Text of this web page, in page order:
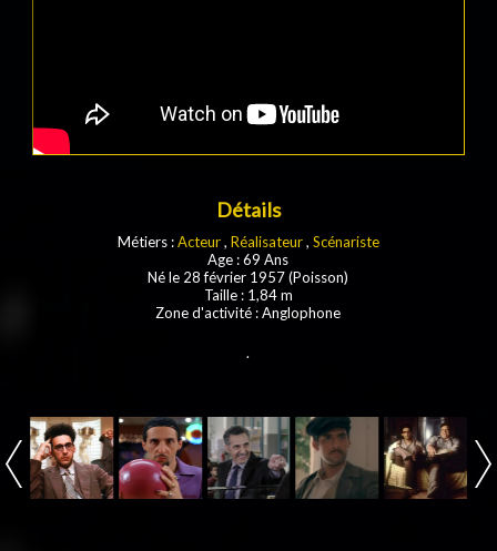
Détails
Métiers :Acteur, Réalisateur, Scénariste
Age : 69 Ans
Né le 28 février 1957 (Poisson)
Taille : 1,84 m
Zone d'activité : Anglophone
.